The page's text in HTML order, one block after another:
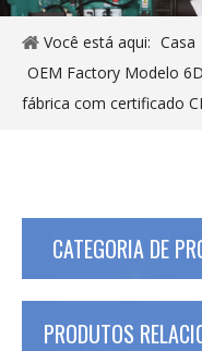
Você está aqui: Casa
OEM Factory Modelo
fábrica com certificado
CATEGORIA DE
PRODUTOS